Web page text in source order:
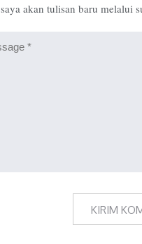
akan tulisan baru melalui